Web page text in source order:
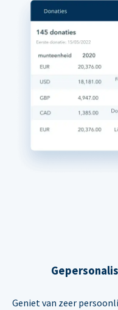
Geniet van zeer